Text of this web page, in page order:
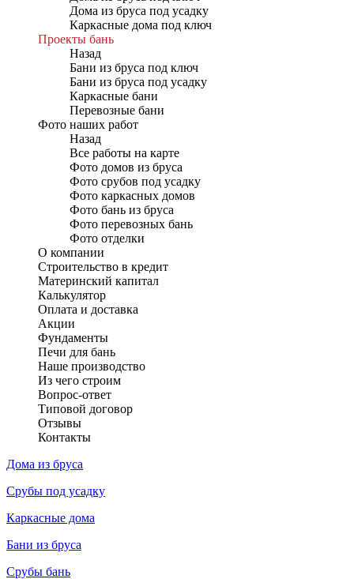
Дома из бруса под усадку
Каркасные дома под ключ
Проекты бань
Назад
Бани из бруса под ключ
Бани из бруса под усадку
Каркасные бани
Перевозные бани
Фото наших работ
Назад
Все работы на карте
Фото домов из бруса
Фото срубов под усадку
Фото каркасных домов
Фото бань из бруса
Фото перевозных бань
Фото отделки
О компании
Строительство в кредит
Материнский капитал
Калькулятор
Оплата и доставка
Акции
Фундаменты
Печи для бань
Наше производство
Из чего строим
Вопрос-ответ
Типовой договор
Отзывы
Контакты
Дома из бруса
Срубы под усадку
Каркасные дома
Бани из бруса
Срубы бань